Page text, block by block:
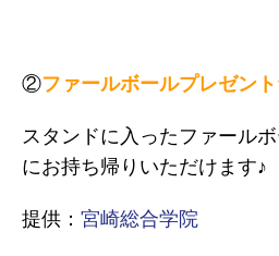
②ファールボールプレゼン
スタンドに入ったファール
にお持ち帰りいただけます♪
提供： 宮崎総合学院